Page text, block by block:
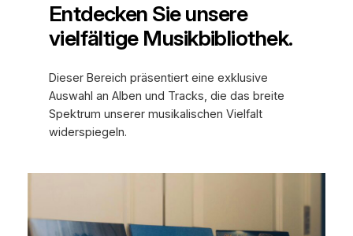
Entdecken Sie unsere
vielfältige Musikbibliothek.
Dieser Bereich präsentiert eine exklusive
Auswahl an Alben und Tracks, die das breite
Spektrum unserer musikalischen Vielfalt
widerspiegeln.